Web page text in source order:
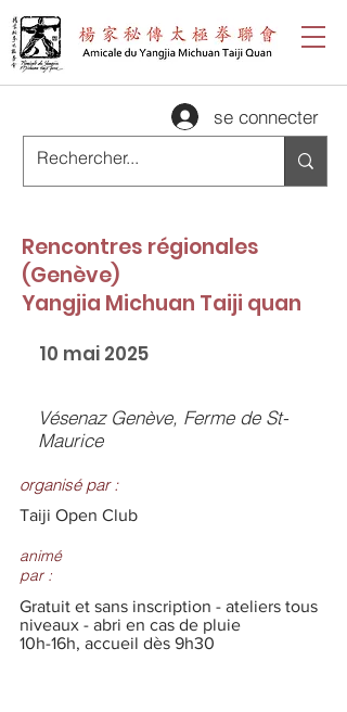
se connecter
Rencontres régionales
(Genève)
Yangjia Michuan Taiji quan
10 mai 2025
Vésenaz Genève, Ferme de St-
Maurice
organisé par :
Taiji Open Club
animé
par :
Gratuit et sans inscription - ateliers tous
niveaux - abri en cas de pluie
10h-16h, accueil dès 9h30